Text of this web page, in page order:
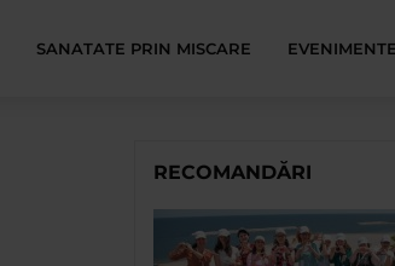
SANATATE PRIN MISCARE EVENIMENTE
RECOMANDĂRI